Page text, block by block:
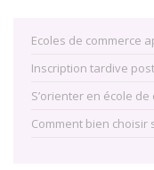
Ecoles de commerce
Inscription tardive
S’orienter en école de
Comment bien choisir